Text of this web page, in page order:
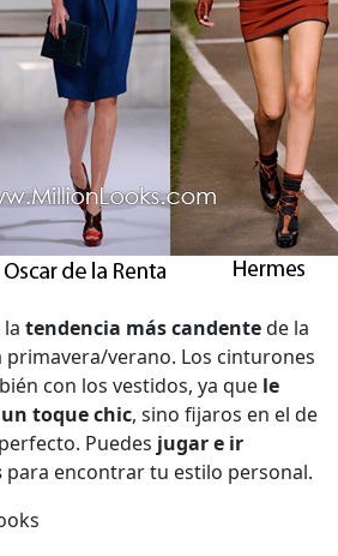
la tendencia más candentede la
verano. Los cinturones
con los vestidos, ya que le
toque chic, sino fijaros en el de
Puedes jugar e ir
para encontrar tu estilo personal.